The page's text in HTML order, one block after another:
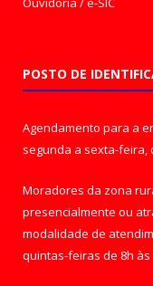
POSTO DE
Agendamento para a
segunda a sexta-feira,
Moradores da zona
presencialmente ou
modalidade de
quintas-feiras de 8h às